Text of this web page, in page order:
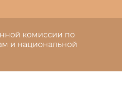
комиссии по
и национальной